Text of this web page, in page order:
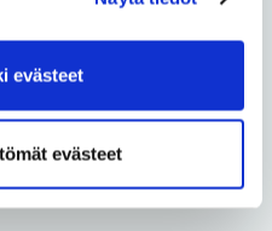
evästeet
evästeet